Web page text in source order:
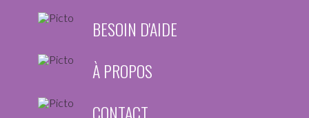
BESOIN D'AIDE
À PROPOS
CONTACT